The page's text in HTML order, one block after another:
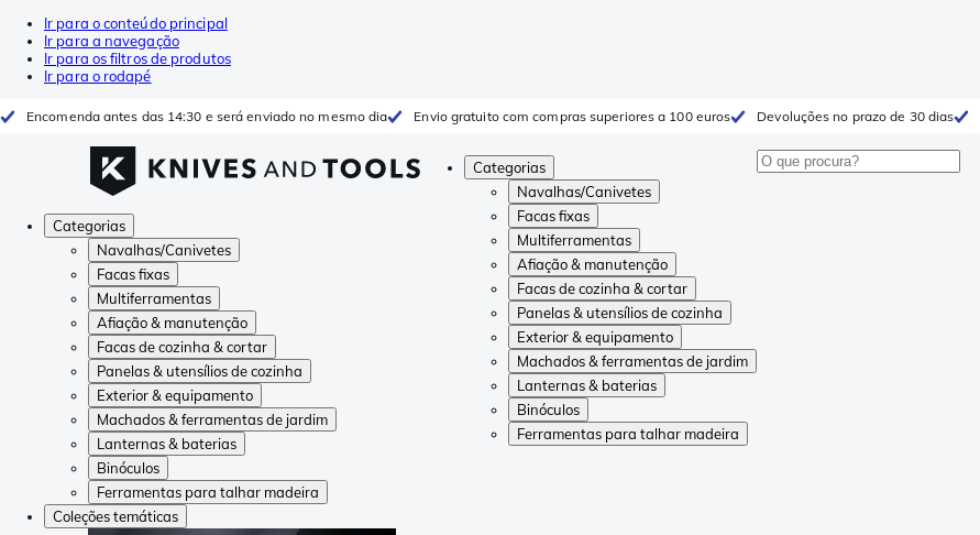
Ir para o conteúdo principal
Ir para a navegação
Ir para os filtros de produtos
Ir para o rodapé
Encomenda antes das 14:30 e será enviado no mesmo dia Envio gratuito com compras superiores a 100 euros Devoluções no prazo de 30 dias
Categorias
Navalhas/Canivetes
Facas fixas
Multiferramentas
Afiação & manutenção
Facas de cozinha & cortar
Panelas & utensílios de cozinha
Exterior & equipamento
Machados & ferramentas de jardim
Lanternas & baterias
Binóculos
Ferramentas para talhar madeira
Categorias
Navalhas/Canivetes
Facas fixas
Multiferramentas
Afiação & manutenção
Facas de cozinha & cortar
Panelas & utensílios de cozinha
Exterior & equipamento
Machados & ferramentas de jardim
Lanternas & baterias
Binóculos
Ferramentas para talhar madeira
Coleções temáticas